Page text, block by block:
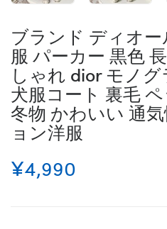
ブランド ディオ
服 パーカー 黒色
しゃれ dior モノ
犬服コート 裏毛
冬物 かわいい 通
ョン洋服
¥4,990